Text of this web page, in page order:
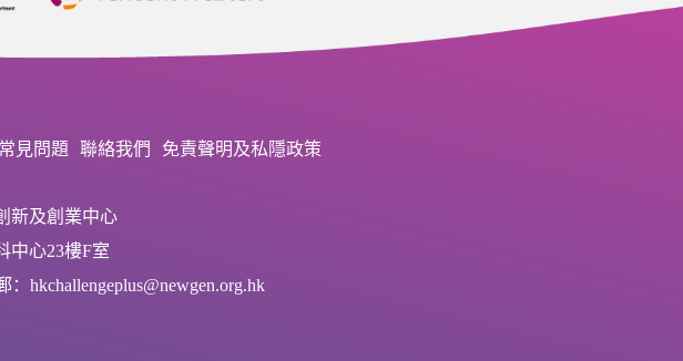
常見問題 聯絡我們 免責聲明及私隱政策
新及創業中心
中心23樓F室
hkchallengeplus@newgen.org.hk